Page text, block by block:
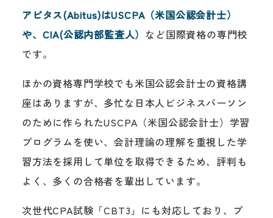
アビタス(Abitus)はUSCPA（米国公認会計士）
や、CIA(公認内部監査人） など国際資格の専門校
です。
ほかの資格専門学校でも米国公認会計士の資格講
座はありますが、多忙な日本人ビジネスパーソン
のために作られたUSCPA（米国公認会計士）学習
プログラムを使い、会計理論の理解を重視した学
習方法を採用して単位を取得できるため、評判も
よく、多くの合格者を輩出しています。
次世代CPA試験「CBT3」にも対応しており、プ